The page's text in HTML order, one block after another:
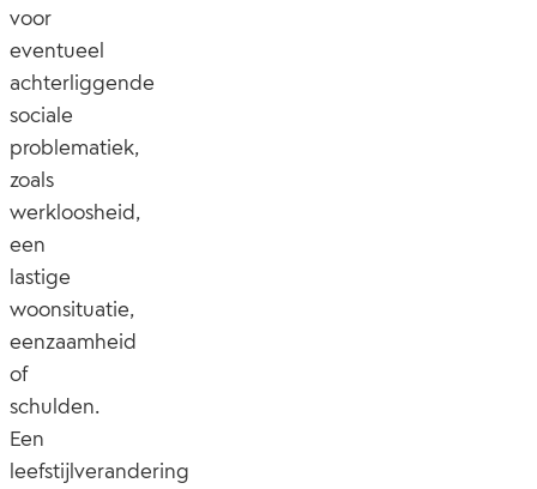
voor
eventueel
achterliggende
sociale
problematiek,
zoals
werkloosheid,
een
lastige
woonsituatie,
eenzaamheid
of
schulden.
Een
leefstijlverandering